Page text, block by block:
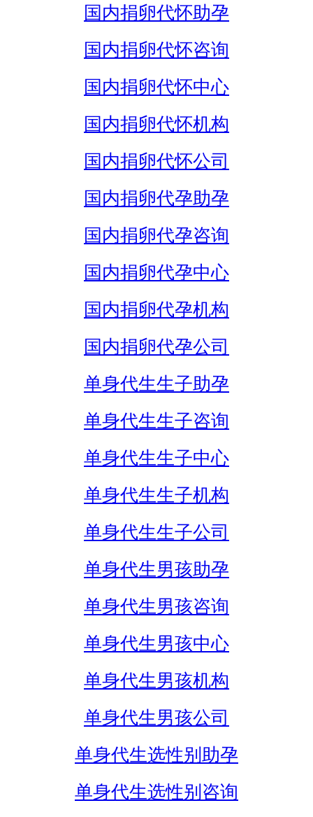
国内捐卵代怀助孕
国内捐卵代怀咨询
国内捐卵代怀中心
国内捐卵代怀机构
国内捐卵代怀公司
国内捐卵代孕助孕
国内捐卵代孕咨询
国内捐卵代孕中心
国内捐卵代孕机构
国内捐卵代孕公司
单身代生生子助孕
单身代生生子咨询
单身代生生子中心
单身代生生子机构
单身代生生子公司
单身代生男孩助孕
单身代生男孩咨询
单身代生男孩中心
单身代生男孩机构
单身代生男孩公司
单身代生选性别助孕
单身代生选性别咨询